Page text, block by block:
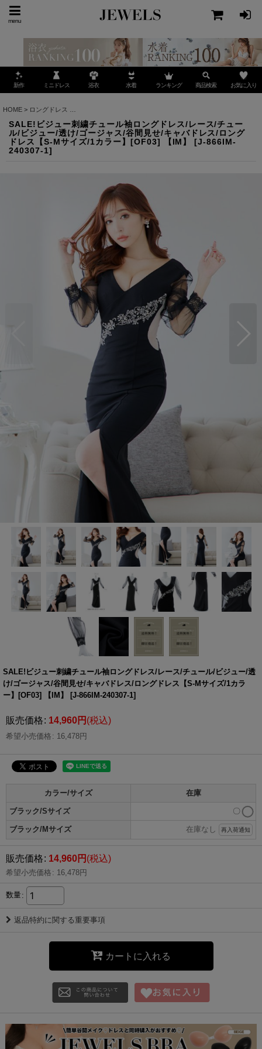
menu
新作 ミニドレス 浴衣 水着 ランキング 商品検索 お気に入り
HOME > ロングドレス
SALE!ビジュー刺繍チュール袖ロングドレス/レース/チュー
ル/ビジュー/透け/ゴージャス/谷間見せ/キャバドレス/ロング
ドレス【S-Mサイズ/1カラー】[OF03] 【IM】
[J-866IM-
240307-1]
SALE!ビジュー刺繍チュール袖ロングドレス/レース/チュール/ビジュー/透
け/ゴージャス/谷間見せ/キャバドレス/ロングドレス【S-Mサイズ/1カラ
ー】[OF03] 【IM】
[J-866IM-240307-1]
販売価格: 14,960円 (税込)
希望小売価格 : 16,478円
カラー/サイズ 在庫
ブラック/Sサイズ 〇
ブラック/Mサイズ 在庫なし 再入荷通知
販売価格: 14,960円 (税込)
希望小売価格 : 16,478円
数量:
返品特約に関する重要事項
カートに入れる